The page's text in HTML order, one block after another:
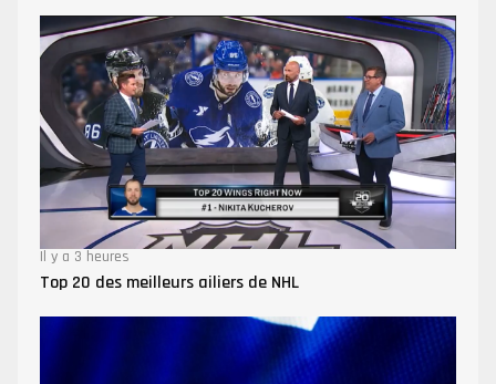
Il y a 3 heures
Top 20 des meilleurs ailiers de NHL